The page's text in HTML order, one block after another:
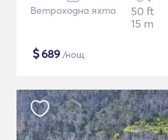
Ветроходна яхта
50 ft
15 m
$689 /нощ